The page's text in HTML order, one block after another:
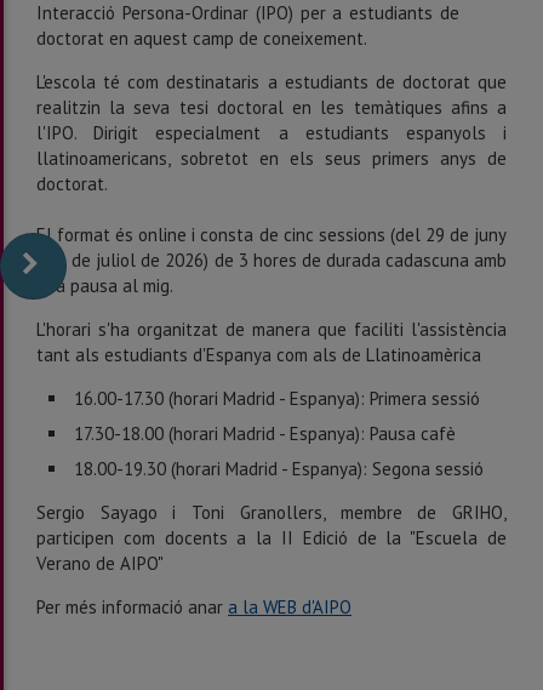
Interacció Persona-Ordinar (IPO) per a estudiants de
doctorat en aquest camp de coneixement.
L'escola té com destinataris a estudiants de doctorat que
realitzin la seva tesi doctoral en les temàtiques afins a
l'IPO. Dirigit especialment a estudiants espanyols i
llatinoamericans, sobretot en els seus primers anys de
doctorat.
El format és online i consta de cinc sessions (del 29 de juny
al 3 de juliol de 2026) de 3 hores de durada cadascuna amb
una pausa al mig.
L'horari s'ha organitzat de manera que faciliti l'assistència
tant als estudiants d'Espanya com als de Llatinoamèrica
16.00-17.30 (horari Madrid - Espanya): Primera sessió
17.30-18.00 (horari Madrid - Espanya): Pausa cafè
18.00-19.30 (horari Madrid - Espanya): Segona sessió
Sergio Sayago i Toni Granollers, membre de GRIHO,
participen com docents a la II Edició de la "Escuela de
Verano de AIPO"
Per més informació anar a la WEB d'AIPO